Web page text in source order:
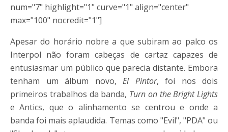
num="7" highlight="1" curve="1" align="center"
max="100" nocredit="1"]
Apesar do horário nobre a que subiram ao palco os
Interpol não foram cabeças de cartaz capazes de
entusiasmar um público que parecia distante. Embora
tenham um álbum novo, El Pintor, foi nos dois
primeiros trabalhos da banda, Turn on the Bright Lights
e Antics, que o alinhamento se centrou e onde a
banda foi mais aplaudida. Temas como "Evil", "PDA" ou